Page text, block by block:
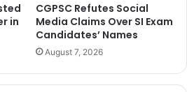
in
CGPSC Refutes Social
Media Claims Over SI Exam
Candidates’ Names
August 7, 2026